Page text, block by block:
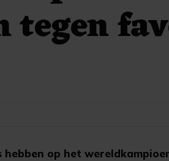
tegen
hebben op het